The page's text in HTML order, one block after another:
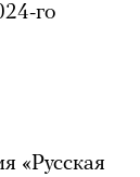
го
«Русская